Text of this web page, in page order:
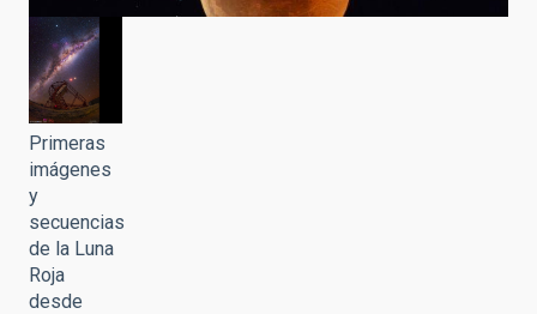
Primeras
imágenes
y
secuencias
de la Luna
Roja
desde